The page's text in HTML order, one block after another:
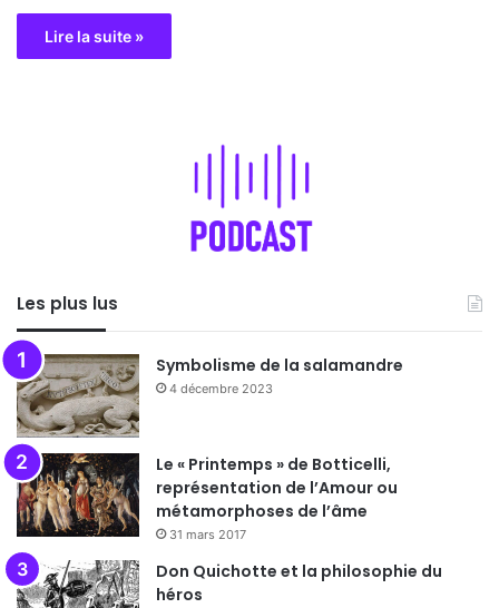
Lire la suite »
Les plus lus
Symbolisme de la salamandre
4 décembre 2023
Le « Printemps » de Botticelli,
représentation de l’Amour ou
métamorphoses de l’âme
31 mars 2017
Don Quichotte et la philosophie du
héros